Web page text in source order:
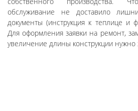
обслуживание не доставило
документы (инструкция к теплице и
Для оформления заявки на ремонт,
увеличение длины конструкции